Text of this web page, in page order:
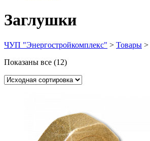
Заглушки
ЧУП "Энергостройкомплекс" > Товары >
Показаны все (12)